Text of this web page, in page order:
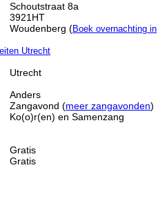
Schoutstraat 8a
3921HT
Woudenberg (Boek overnachting in
Utrecht
Utrecht
Anders
Zangavond (meer zangavonden)
Ko(o)r(en) en Samenzang
Gratis
Gratis